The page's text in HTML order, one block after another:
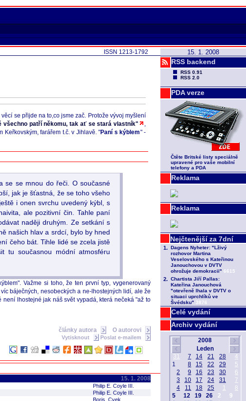
15. 1. 2008
RSS backend
RSS 0.91
RSS 2.0
PDA verze
Čtěte Britské listy speciálně
upravené pro vaše mobilní
telefony a PDA
Reklama
Reklama
Celé vydání
Archiv vydání
ISSN 1213-1792
se přijde na to,co jsme zač. Protože vývoj myšlení
všechno patří někomu, tak ať se stará vlastník"
,
farářem t.č. v Jihlavě. "Paní s kýblem" -
se se mnou do řeči. O současné
jak je šťastná, že se toho všeho
i onen svrchu uvedený kýbl, s
ale pozitivní čin. Tahle paní
naději druhým. Ze setkání s
našich hlav a srdcí, bylo by hned
čeho bát. Tihle lidé se zcela jistě
tu současnou módní atmosféru
Važme si toho, že ten první typ, vygenerovaný
báječných, nesobeckých a ne-lhostejných lidí, ale že
lhostejné jak náš svět vypadá, která nečeká "až to
články autora
O autorovi
Vytisknout Poslat e-mailem
15. 1. 2008
Philip E. Coyle III.
Philip E. Coyle III.
Boris Cvek